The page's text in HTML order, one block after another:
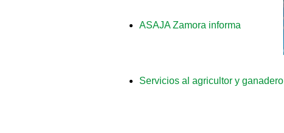
ASAJA Zamora informa
Servicios al agricultor y ganadero